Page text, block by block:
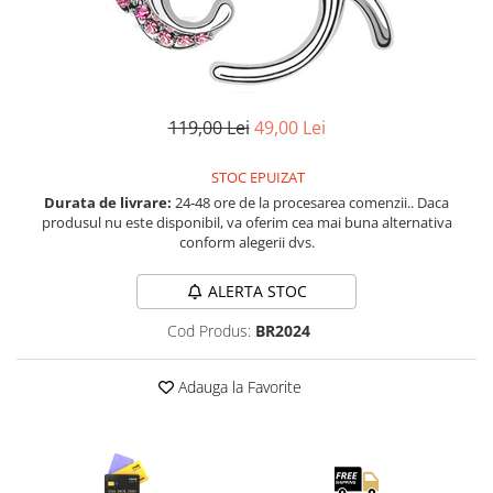
Cadouri copii
Cadouri copii bebelusi 0+
Cadouri craciun copii
Seturi cadou pentru copii KID's Collection
Caserole personalizate sandwich
Sticla de apa personalizata
Agende si caiete personalizate
119,00 Lei 49,00 Lei
STOC EPUIZAT
Durata de livrare: 24-48 ore de la procesarea comenzii.. Daca
produsul nu este disponibil, va oferim cea mai buna alternativa
conform alegerii dvs.
ALERTA STOC
Cod Produs: BR2024
Adauga la Favorite